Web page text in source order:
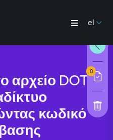
el
0
αρχείο DOTX
κωδικό